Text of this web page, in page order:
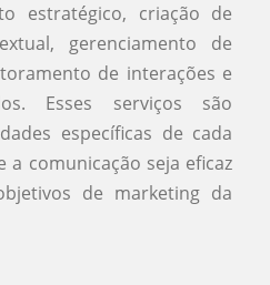
estratégico, criação de
gerenciamento de
de interações e
Esses serviços são
específicas de cada
a comunicação seja eficaz
de marketing da